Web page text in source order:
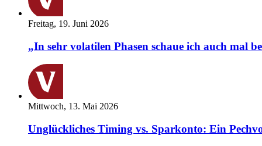
Freitag, 19. Juni 2026
„In sehr volatilen Phasen schaue ich auch mal
Mittwoch, 13. Mai 2026
Unglückliches Timing vs. Sparkonto: Ein